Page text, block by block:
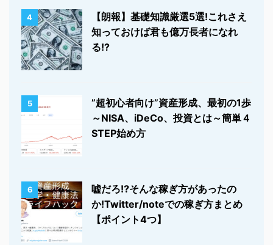
4
【朗報】基礎知識厳選5選!これさえ
知っておけば君も億万長者になれ
る!?
5
”超初心者向け”資産形成、最初の1歩
～NISA、iDeCo、投資とは～簡単４
STEP始め方
6
嘘だろ⁉そんな稼ぎ方があったの
か!Twitter/noteでの稼ぎ方まとめ
【ポイント4つ】